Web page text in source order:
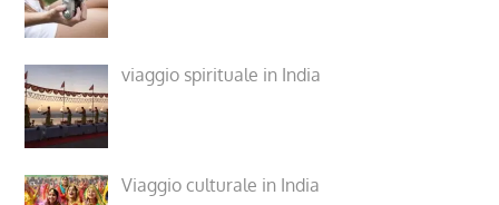
viaggio spirituale in India
Viaggio culturale in India